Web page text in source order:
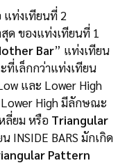
แท่งเทียนที่ 2
ด ของแท่งเทียนที่ 1
Bar” แท่งเทียน
เล็กกว่าแท่งเทียน
และ Lower High
High มีลักษณะ
ลี่ยม หรือ Triangular
INSIDE BARS มักเกิด
Pattern